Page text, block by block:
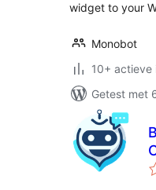
widget to your
Monobot
10+ actieve
Getest met